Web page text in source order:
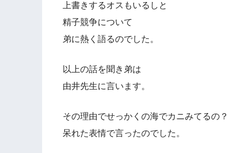
上書きするオスもいるしと
精子競争について
弟に熱く語るのでした。
以上の話を聞き弟は
由井先生に言います。
その理由でせっかくの海でカニみてるの？
呆れた表情で言ったのでした。